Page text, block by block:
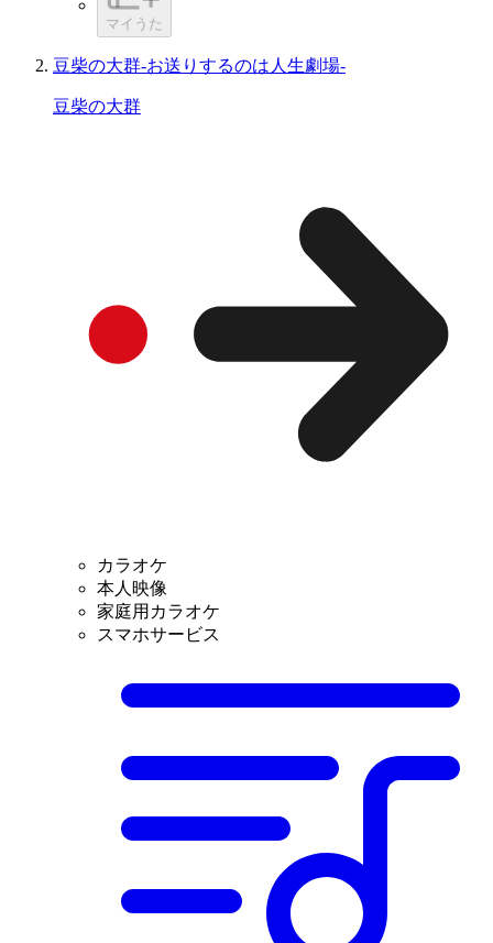
マイうた
豆柴の大群-お送りするのは人生劇場-
豆柴の大群
カラオケ
本人映像
家庭用カラオケ
スマホサービス